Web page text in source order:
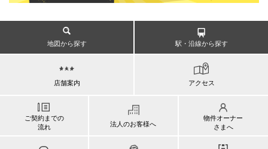
地図から探す 駅・沿線から探す
店舗案内 アクセス
ご契約までの
流れ
法人のお客様へ
物件オーナー
さまへ